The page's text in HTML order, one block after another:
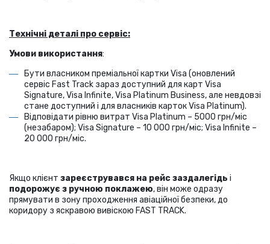
Технічні деталі про сервіс:
Умови використання:
Бути власником преміальної картки Visa (оновлений
сервіс Fast Track зараз доступний для карт Visa
Signature, Visa Infinite, Visa Platinum Business, але невдовзі
стане доступний і для власників карток Visa Platinum).
Відповідати рівню витрат Visa Platinum – 5000 грн/міс
(незабаром); Visa Signature – 10 000 грн/міс; Visa Infinite –
20 000 грн/міс.
Якщо клієнт зареєструвався на рейс заздалегідь і
подорожує з ручною поклажею, він може одразу
прямувати в зону проходження авіаційної безпеки, до
коридору з яскравою вивіскою FAST TRACK.